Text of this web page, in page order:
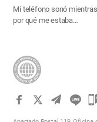
Mi teléfono sonó
por qué me estaba…